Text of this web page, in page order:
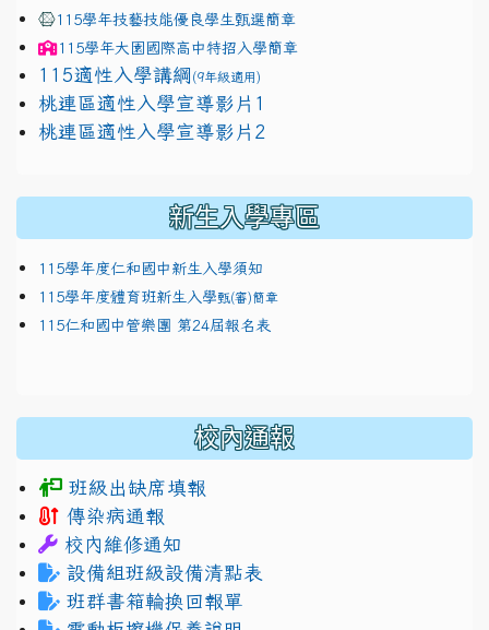
115學年技藝技能優良學生甄選簡章
115學年大園國際高中特招入學簡章
115適性入學講綱 (9年級適用)
link to https://docs.google.com/presentation/d/
桃連區適性入學宣導影片1
link to https://docs.google.com/presentation/d/
桃連區適性入學宣導影片2
新生入學專區
115學年度仁和國中新生入學須知
115學年度體育班新生入學甄(審)簡章
115仁和國中管樂團 第24屆報名表
校內通報
班級出缺席填報
傳染病通報
校內維修通知
設備組班級設備清點表
班群書箱輪換回報單